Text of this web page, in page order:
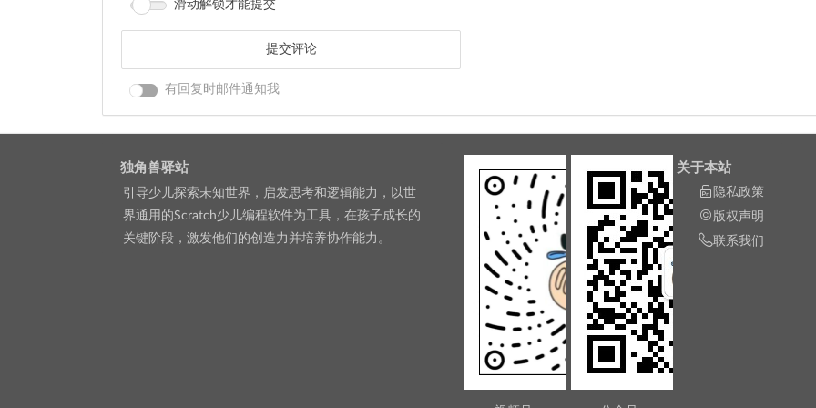
滑动解锁才能提交
有回复时邮件通知我
独角兽驿站
引导少儿探索未知世界，启发思考和逻辑能力，以世
界通用的Scratch少儿编程软件为工具，在孩子成长的
关键阶段，激发他们的创造力并培养协作能力。
关于本站
隐私政策
版权声明
联系我们